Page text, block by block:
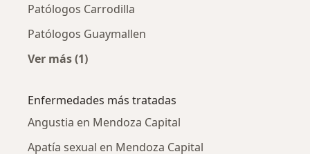
Patólogos Carrodilla
Patólogos Guaymallen
Ver más (1)
Enfermedades más tratadas
Angustia en Mendoza Capital
Apatía sexual en Mendoza Capital